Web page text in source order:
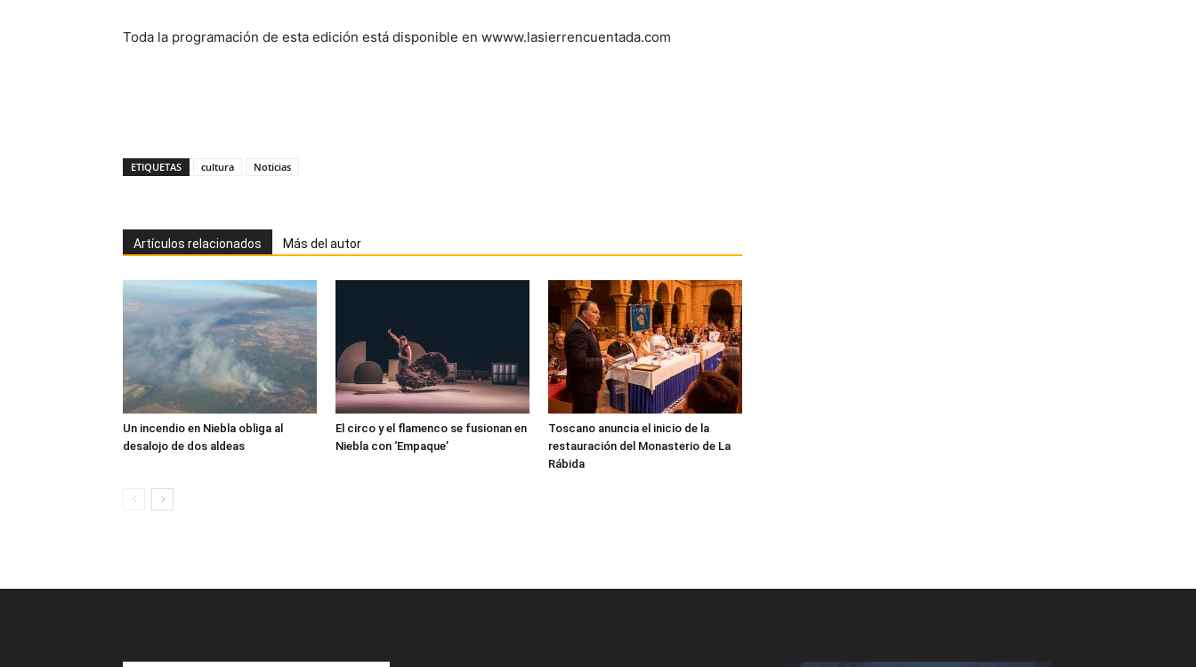
Toda la programación de esta edición está disponible en wwww.lasierrencuentada.com
ETIQUETAS cultura Noticias
Artículos relacionados Más del autor
Un incendio en Niebla obliga al
desalojo de dos aldeas
El circo y el flamenco se fusionan en
Niebla con ‘Empaque’
Toscano anuncia el inicio de la
restauración del Monasterio de La
Rábida